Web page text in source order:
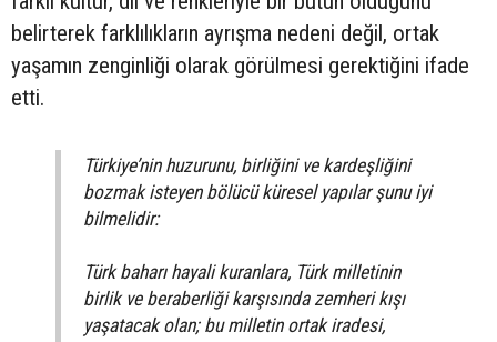
belirterek farklılıkların ayrışma nedeni değil, ortak
yaşamın zenginliği olarak görülmesi gerektiğini ifade
etti.
Türkiye’nin huzurunu, birliğini ve kardeşliğini
bozmak isteyen bölücü küresel yapılar şunu iyi
bilmelidir:
Türk baharı hayali kuranlara, Türk milletinin
birlik ve beraberliği karşısında zemheri kışı
yaşatacak olan; bu milletin ortak iradesi,